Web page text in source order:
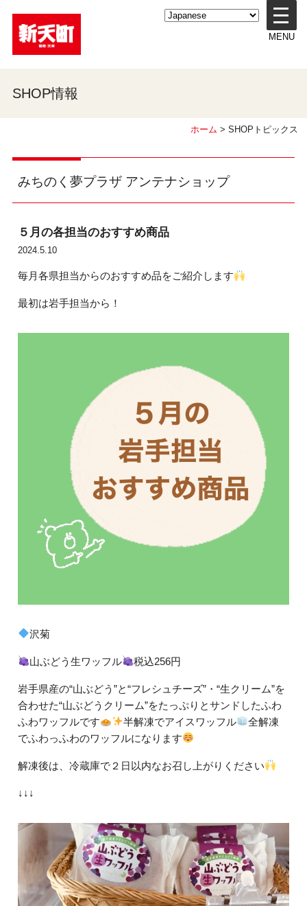
メ
ニ
ュ
MENU
SHOP情報
ホーム > SHOPトピックス
みちのく夢プラザ アンテナショップ
５月の各担当のおすすめ商品
2024.5.10
毎月各県担当からのおすすめ品をご紹介します
最初は岩手担当から！
沢菊
山ぶどう生ワッフル 税込256円
岩手県産の“山ぶどう”と“フレシュチーズ”・“生クリーム”を
合わせた“山ぶどうクリーム”をたっぷりとサンドしたふわ
ふわワッフルです
半解凍でアイスワッフル
全解凍
でふわっふわのワッフルになります
解凍後は、冷蔵庫で２日以内なお召し上がりください
↓↓↓